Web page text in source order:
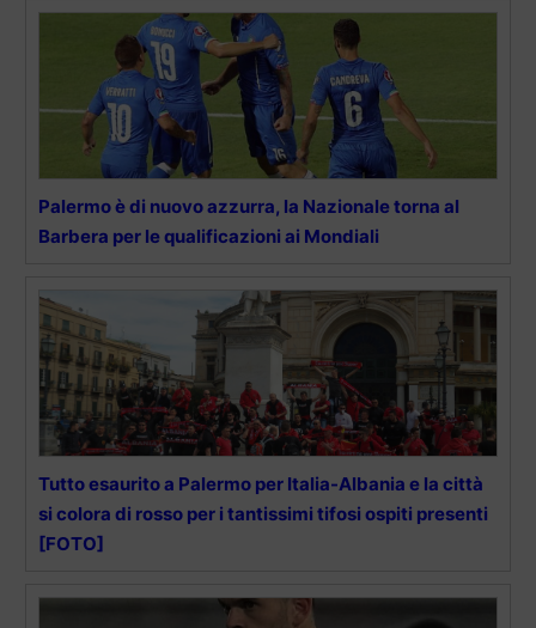
Palermo è di nuovo azzurra, la Nazionale torna al
Barbera per le qualificazioni ai Mondiali
Tutto esaurito a Palermo per Italia-Albania e la città
si colora di rosso per i tantissimi tifosi ospiti presenti
[FOTO]